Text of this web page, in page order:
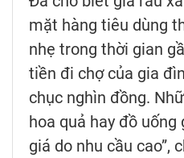
mặt hàng tiêu dùng
nhẹ trong thời gian
tiền đi chợ của gia
chục nghìn đồng.
hoa quả hay đồ
giá do nhu cầu cao”,